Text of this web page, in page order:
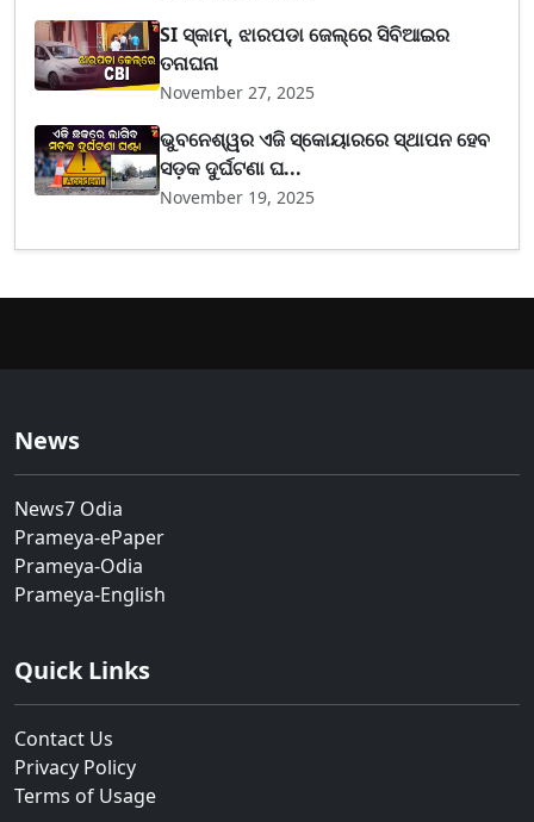
SI ସ୍କାମ୍, ଝାରପଡା ଜେଲ୍‌ରେ ସିବିଆଇର
ତନାଘନା
November 27, 2025
ଭୁବନେଶ୍ୱର ଏଜି ସ୍କୋୟାରରେ ସ୍ଥାପନ ହେବ
ସଡ଼କ ଦୁର୍ଘଟଣା ଘ...
November 19, 2025
News
News7 Odia
Prameya-ePaper
Prameya-Odia
Prameya-English
Quick Links
Contact Us
Privacy Policy
Terms of Usage